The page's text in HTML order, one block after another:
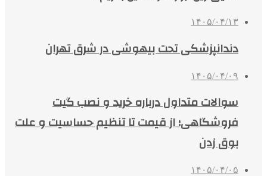
۱۴۰۵/۰۴/۱۳
دندانپزشکی تحت بیهوشی در شرق تهران
۱۴۰۵/۰۴/۰۹
سوالات متداول درباره خرید و نصب گیت
فروشگاهی؛ از قیمت تا تنظیم حساسیت و علت
بوق زدن
۱۴۰۵/۰۴/۰۵